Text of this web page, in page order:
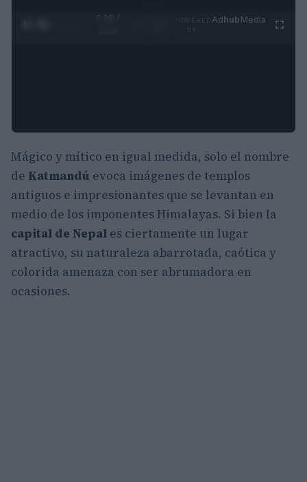
0:30 /
Adhub Media
Mágico y mítico en igual medida, solo el nombre
de Katmandú evoca imágenes de templos
antiguos e impresionantes que se levantan en
medio de los imponentes Himalayas. Si bien la
capital de Nepal es ciertamente un lugar
atractivo, su naturaleza abarrotada, caótica y
colorida amenaza con ser abrumadora en
ocasiones.